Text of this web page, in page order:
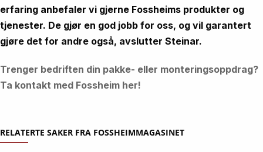
erfaring anbefaler vi gjerne Fossheims produkter og
tjenester. De gjør en god jobb for oss, og vil garantert
gjøre det for andre også, avslutter Steinar.
Trenger bedriften din pakke- eller monteringsoppdrag?
Ta kontakt med Fossheim her!
RELATERTE SAKER FRA FOSSHEIMMAGASINET